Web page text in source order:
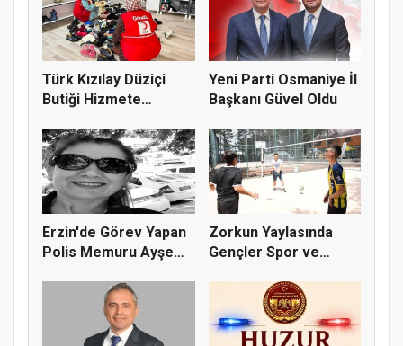
Türk Kızılay Düziçi
Butiği Hizmete
Yeni Parti Osmaniye İl
Başkanı Güvel Oldu
Erzin'de Görev Yapan
Polis Memuru Ayşe
Zorkun Yaylasında
Gençler Spor ve